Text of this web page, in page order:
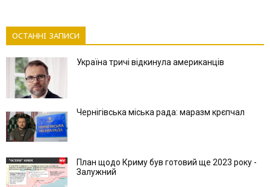
ОСТАННІ ЗАПИСИ
Україна тричі відкинула американців
Чернігівська міська рада: маразм крєпчал
План щодо Криму був готовий ще 2023 року -
Залужний